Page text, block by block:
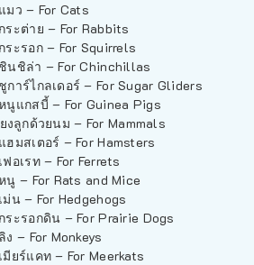
มว – For Cats
ระต่าย – For Rabbits
ระรอก – For Squirrels
นชิล่า – For Chinchillas
การ์ไกลเดอร์ – For Sugar Gliders
นูแกสบี้ – For Guinea Pigs
งลูกด้วยนม – For Mammals
ฮมสเตอร์ – For Hamsters
อเรท – For Ferrets
นู – For Rats and Mice
ม่น – For Hedgehogs
ระรอกดิน – For Prairie Dogs
– For Monkeys
มียร์แคท – For Meerkats